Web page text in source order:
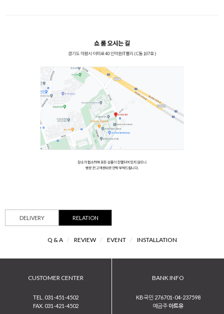
DELIVERY RELATION
Q & A / REVIEW / EVENT / INSTALLATION
CUSTOMER CENTER
TEL. 031-451-4502
FAX. 031-421-4502
BANK INFO
KB국민 276701-04-237598
예금주 아트유